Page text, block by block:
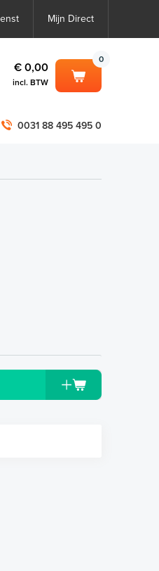
Mijn Direct
0
€ 0,00
incl. BTW
0031 88 495 495 0